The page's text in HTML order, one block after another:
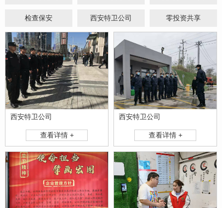
检查保安 西安特卫公司 零投资共享
西安特卫公司
查看详情 +
西安特卫公司
查看详情 +